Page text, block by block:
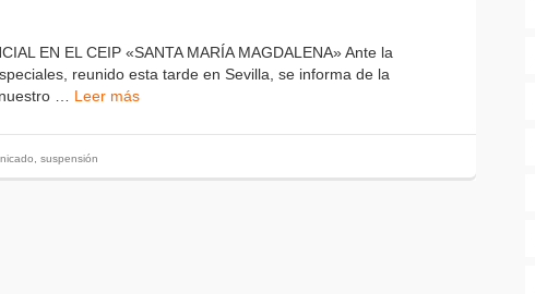
EN EL CEIP «SANTA MARÍA MAGDALENA» Ante la
reunido esta tarde en Sevilla, se informa de la
… Leer más
suspensión